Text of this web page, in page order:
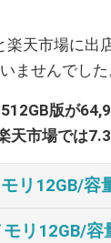
天市場に出
ませんでした
版が
天市場では
リ12GB/
リ12GB/